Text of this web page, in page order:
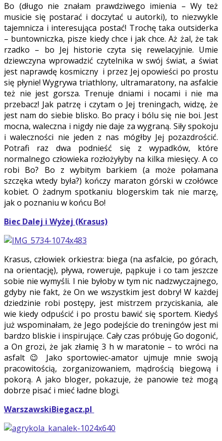
Bo (długo nie znałam prawdziwego imienia – Wy też
musicie się postarać i doczytać u autorki), to niezwykle
tajemnicza i interesująca postać! Trochę taka outsiderka
– buntowniczka, pisze kiedy chce i jak chce. Aż żal, że tak
rzadko – bo Jej historie czyta się rewelacyjnie. Umie
dziewczyna wprowadzić czytelnika w swój świat, a świat
jest naprawdę kosmiczny i przez Jej opowieści po prostu
się płynie! Wygrywa triathlony, ultramaratony, na asfalcie
też nie jest gorsza. Trenuje dniami i nocami i nie ma
przebacz! Jak patrzę i czytam o Jej treningach, widzę, że
jest nam do siebie blisko. Bo pracy i bólu się nie boi. Jest
mocna, waleczna i nigdy nie daje za wygraną. Siły spokoju
i waleczności nie jeden z nas mógłby Jej pozazdrościć.
Potrafi raz dwa podnieść się z wypadków, które
normalnego człowieka rozłożyłyby na kilka miesięcy. A co
robi Bo? Bo z wybitym barkiem (a może połamana
szczęka wtedy była?) kończy maraton górski w czołówce
kobiet. O żadnym spotkaniu blogerskim tak nie marzę,
jak o poznaniu w końcu Bo!
Biec Dalej i Wyżej (Krasus)
Krasus, człowiek orkiestra: biega (na asfalcie, po górach,
na orientację), pływa, roweruje, pąpkuje i co tam jeszcze
sobie nie wymyśli. I nie byłoby w tym nic nadzwyczajnego,
gdyby nie fakt, że On we wszystkim jest dobry! W każdej
dziedzinie robi postępy, jest mistrzem przyciskania, ale
wie kiedy odpuścić i po prostu bawić się sportem. Kiedyś
już wspominałam, że Jego podejście do treningów jest mi
bardzo bliskie i inspirujące. Cały czas próbuję Go dogonić,
a On grozi, że jak złamię 3 h w maratonie – to wróci na
asfalt 😉 Jako sportowiec-amator ujmuje mnie swoją
pracowitością, zorganizowaniem, mądrością biegową i
pokorą. A jako bloger, pokazuje, że panowie też mogą
dobrze pisać i mieć ładne blogi.
WarszawskiBiegacz.pl